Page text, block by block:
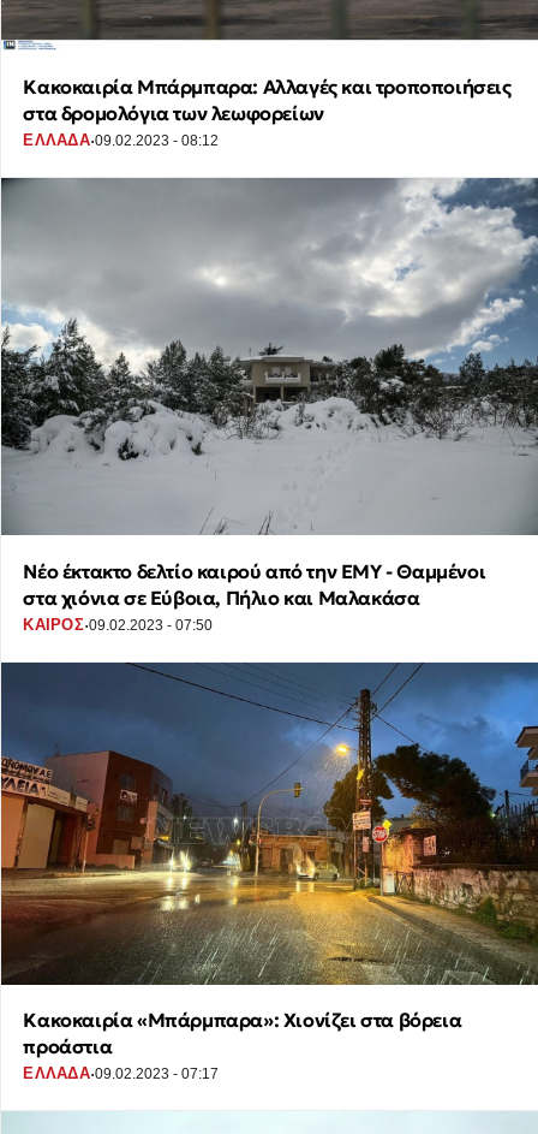
Κακοκαιρία Μπάρμπαρα: Αλλαγές και τροποποιήσεις
στα δρομολόγια των λεωφορείων
ΕΛΛΑΔΑ·09.02.2023 - 08:12
Νέο έκτακτο δελτίο καιρού από την ΕΜΥ - Θαμμένοι
στα χιόνια σε Εύβοια, Πήλιο και Μαλακάσα
ΚΑΙΡΟΣ·09.02.2023 - 07:50
Κακοκαιρία «Μπάρμπαρα»: Χιονίζει στα βόρεια
προάστια
ΕΛΛΑΔΑ·09.02.2023 - 07:17